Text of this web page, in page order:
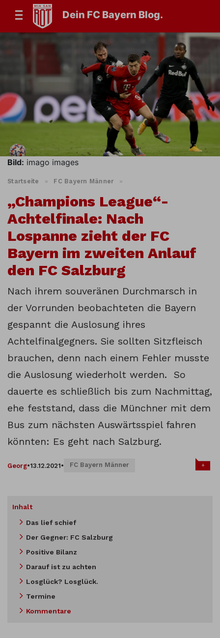
Dein FC Bayern Blog.
Bild: imago images
Startseite » FC Bayern Männer »
„Champions League“-
Achtelfinale: Nach
Lospanne zieht der FC
Bayern im zweiten Anlauf
den FC Salzburg
Nach ihrem souveränen Durchmarsch in
der Vorrunden beobachteten die Bayern
gespannt die Auslosung ihres
Achtelfinalgegners. Sie sollten Sitzfleisch
brauchen, denn nach einem Fehler musste
die Auslosung wiederholt werden. So
dauerte es schließlich bis zum Nachmittag,
ehe feststand, dass die Münchner mit dem
Bus zum nächsten Auswärtsspiel fahren
könnten: Es geht nach Salzburg.
Georg•13.12.2021• FC Bayern Männer +
Inhalt
Das lief schief
Der Gegner: FC Salzburg
Positive Bilanz
Darauf ist zu achten
Losglück? Losglück.
Termine
Kommentare